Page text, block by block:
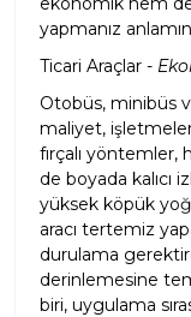
yapmanız
Ticari Araçlar -
Otobüs, minibüs
maliyet,
fırçalı
de boyada kalıcı
yüksek köpük
aracı tertemiz
durulama
derinlemesine
biri, uygulama